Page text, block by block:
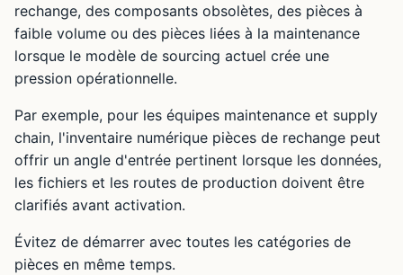
rechange, des composants obsolètes, des pièces à
faible volume ou des pièces liées à la maintenance
lorsque le modèle de sourcing actuel crée une
pression opérationnelle.
Par exemple, pour les équipes maintenance et supply
chain, l'inventaire numérique pièces de rechange peut
offrir un angle d'entrée pertinent lorsque les données,
les fichiers et les routes de production doivent être
clarifiés avant activation.
Évitez de démarrer avec toutes les catégories de
pièces en même temps.